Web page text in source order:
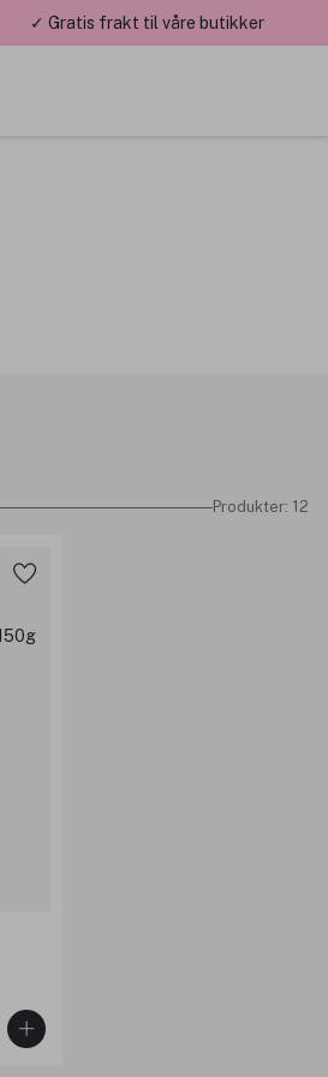
✓ Gratis frakt til våre butikker
Produkter: 12